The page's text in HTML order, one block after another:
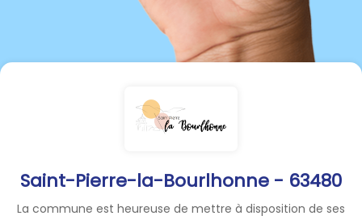
Saint-Pierre-la-Bourlhonne - 63480
La commune est heureuse de mettre à disposition de ses